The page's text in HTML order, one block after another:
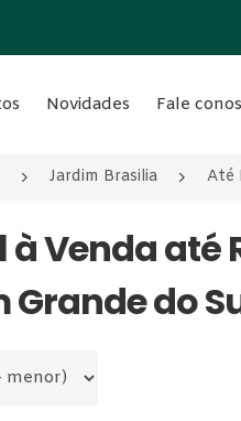
Novidades Fale
Jardim Brasilia Até
à Venda até
do